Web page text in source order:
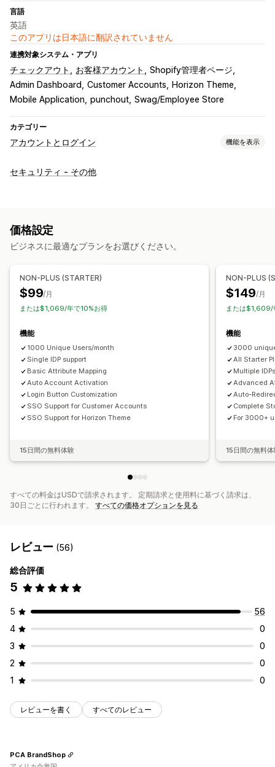
言語
英語
このアプリは日本語に翻訳されていません
連携対象システム・アプリ
チェックアウト お客様アカウント
Shopify管理者ページ
Admin Dashboard
Customer Accounts
Horizon Theme
Mobile Application punchout Swag/Employee Store
カテゴリー
アカウントとログイン 機能を表示
お客様ログイン
アカウント管理
プロフィール
タグ付け カスタムフィールド
アクセスの制限
コンテンツの非表示
パスワード保護
セキュリティ - その他
価格設定
ビジネスに最適なプランをお選びください。
NON-PLUS (STARTER)
$99/月
または$1,069/年で10%お得
機能
1000 Unique Users/month
Single IDP support
Basic Attribute Mapping
Auto Account Activation
Login Button Customization
SSO Support for Customer Accounts
SSO Support for Horizon Theme
15日間の無料体験
NON-PLUS
$149/月
または$1,609/
機能
3000
All Starter
Multiple
Advanced
Auto-
Complete
For 3000+
15日間の無料
すべての料金はUSDで請求されます。 定期請求と使用料に基づく請求は、
30日ごとに行われます。 すべての価格オプションを見る
レビュー (56)
総合評価
5
5
56
4
0
3
0
2
0
1
0
レビューを書く すべてのレビュー
PCA BrandShop